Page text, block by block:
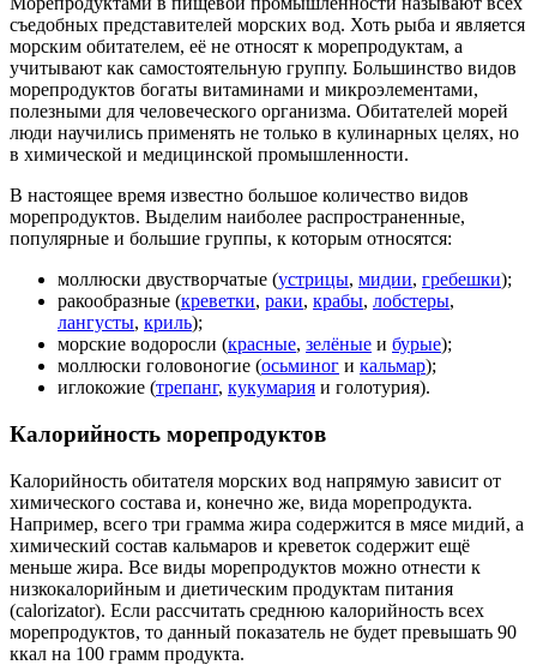
съедобных представителей морских вод. Хоть рыба и является
морским обитателем, её не относят к морепродуктам, а
учитывают как самостоятельную группу. Большинство видов
морепродуктов богаты витаминами и микроэлементами,
полезными для человеческого организма. Обитателей морей
люди научились применять не только в кулинарных целях, но
в химической и медицинской промышленности.
В настоящее время известно большое количество видов
морепродуктов. Выделим наиболее распространенные,
популярные и большие группы, к которым относятся:
моллюски двустворчатые (устрицы, мидии, гребешки);
ракообразные (креветки, раки, крабы, лобстеры,
лангусты, криль);
морские водоросли (красные, зелёные и бурые);
моллюски головоногие (осьминог и кальмар);
иглокожие (трепанг, кукумария и голотурия).
Калорийность морепродуктов
Калорийность обитателя морских вод напрямую зависит от
химического состава и, конечно же, вида морепродукта.
Например, всего три грамма жира содержится в мясе мидий, а
химический состав кальмаров и креветок содержит ещё
меньше жира. Все виды морепродуктов можно отнести к
низкокалорийным и диетическим продуктам питания
(calorizator). Если рассчитать среднюю калорийность всех
морепродуктов, то данный показатель не будет превышать 90
ккал на 100 грамм продукта.